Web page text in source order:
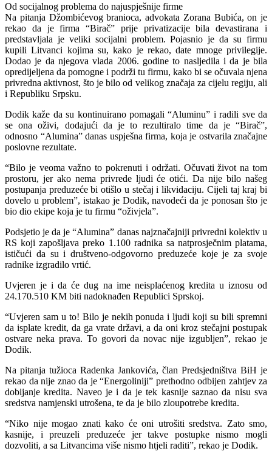
Od socijalnog problema do najuspješnije firme
Na pitanja Džombićevog branioca, advokata Zorana Bubića, on je
rekao da je firma “Birač” prije privatizacije bila devastirana i
predstavljala je veliki socijalni problem. Pojasnio je da su firmu
kupili Litvanci kojima su, kako je rekao, date mnoge privilegije.
Dodao je da njegova vlada 2006. godine to nasljedila i da je bila
opredijeljena da pomogne i podrži tu firmu, kako bi se očuvala njena
privredna aktivnost, što je bilo od velikog značaja za cijelu regiju, ali
i Republiku Srpsku.
Dodik kaže da su kontinuirano pomagali “Aluminu” i radili sve da
se ona oživi, dodajući da je to rezultiralo time da je “Birač”,
odnosno “Alumina” danas uspješna firma, koja je ostvarila značajne
poslovne rezultate.
“Bilo je veoma važno to pokrenuti i održati. Očuvati život na tom
prostoru, jer ako nema privrede ljudi će otići. Da nije bilo našeg
postupanja preduzeće bi otišlo u stečaj i likvidaciju. Cijeli taj kraj bi
dovelo u problem”, istakao je Dodik, navodeći da je ponosan što je
bio dio ekipe koja je tu firmu “oživjela”.
Podsjetio je da je “Alumina” danas najznačajniji privredni kolektiv u
RS koji zapošljava preko 1.100 radnika sa natprosječnim platama,
ističući da su i društveno-odgovorno preduzeće koje je za svoje
radnike izgradilo vrtić.
Uvjeren je i da će dug na ime neisplaćenog kredita u iznosu od
24.170.510 KM biti nadoknađen Republici Sprskoj.
“Uvjeren sam u to! Bilo je nekih ponuda i ljudi koji su bili spremni
da isplate kredit, da ga vrate državi, a da oni kroz stečajni postupak
ostvare neka prava. To govori da novac nije izgubljen”, rekao je
Dodik.
Na pitanja tužioca Radenka Jankovića, član Predsjedništva BiH je
rekao da nije znao da je “Energoliniji” prethodno odbijen zahtjev za
dobijanje kredita. Naveo je i da je tek kasnije saznao da nisu sva
sredstva namjenski utrošena, te da je bilo zloupotrebe kredita.
“Niko nije mogao znati kako će oni utrošiti sredstva. Zato smo,
kasnije, i preuzeli preduzeće jer takve postupke nismo mogli
dozvoliti, a sa Litvancima više nismo htjeli raditi”, rekao je Dodik.